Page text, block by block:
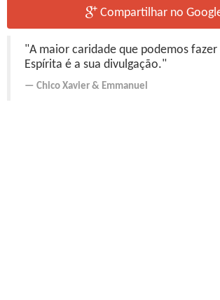
Compartilhar no
"A maior caridade que podemos
Espírita é a sua divulgação."
Chico Xavier & Emmanuel